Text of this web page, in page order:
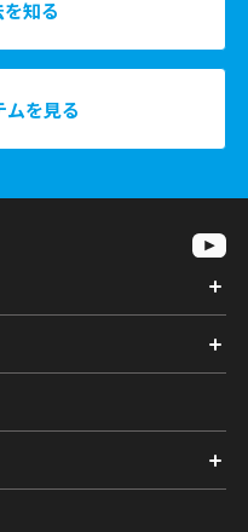
知る
ムを見る